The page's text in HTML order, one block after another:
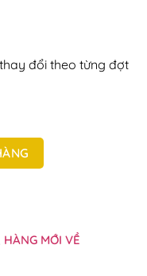
đổi theo từng đợt
hũ 600g số lượng
HÀNG MỚI VỀ